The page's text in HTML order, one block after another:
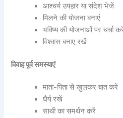
आश्चर्य उपहार या संदेश भेजें
मिलने की योजना बनाएं
भविष्य की योजनाओं पर चर्चा
विश्वास बनाए रखें
विवाह पूर्व समस्याएं
माता-पिता से खुलकर बात करें
धैर्य रखें
साथी का समर्थन करें